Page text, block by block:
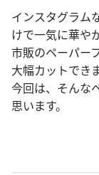
インスタグラム
けで一気に華や
市販のペーパー
大幅カットでき
今回は、そんな
思います。